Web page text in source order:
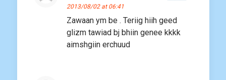
2013/08/02 at 06:41
Zawaan ym be . Teriig hiih geed
glizm tawiad bj bhiin genee kkkk
aimshgiin erchuud